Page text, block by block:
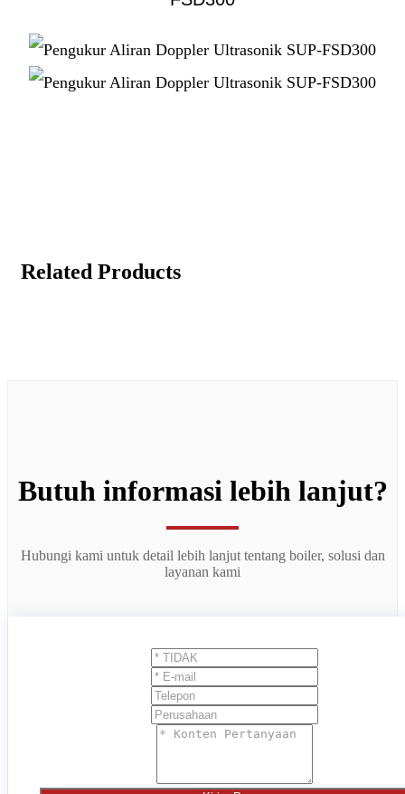
Related Products
Butuh informasi lebih lanjut?
Hubungi kami untuk detail lebih lanjut tentang boiler, solusi dan
layanan kami